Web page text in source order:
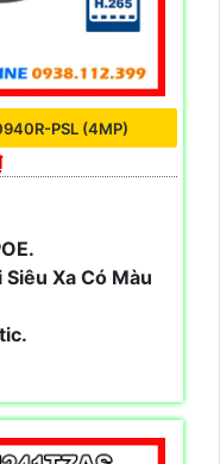
PSL (4MP)
Xa Có Màu